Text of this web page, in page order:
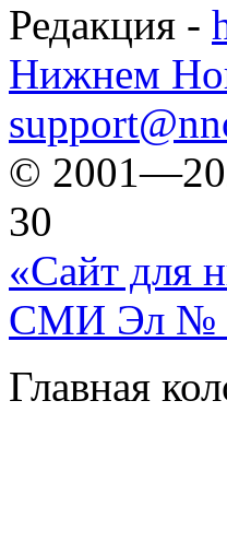
Редакция -
Нижнем
©
30
«Сайт для
СМИ Эл №
Главная